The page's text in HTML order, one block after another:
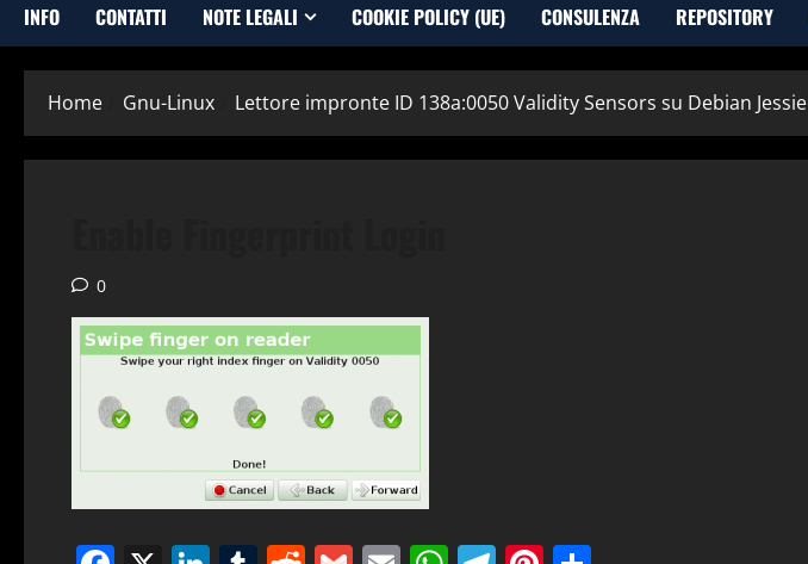
INFO CONTATTI NOTE LEGALI COOKIE POLICY (UE) CONSULENZA REPOSITORY
Home Gnu-Linux Lettore impronte ID 138a:0050 Validity Sensors su Debian Jessie
0